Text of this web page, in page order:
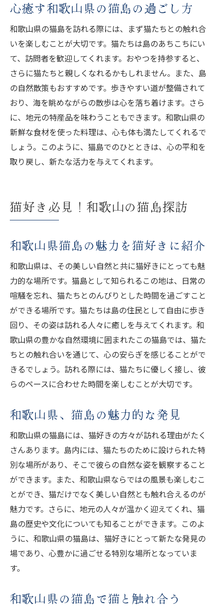
心癒す和歌山県の猫島の過ごし方
和歌山県の猫島を訪れる際には、まず猫たちとの触れ合
いを楽しむことが大切です。猫たちは島のあちこちにい
て、訪問者を歓迎してくれます。おやつを持参すると、
さらに猫たちと親しくなれるかもしれません。また、島
の自然散策もおすすめです。歩きやすい道が整備されて
おり、海を眺めながらの散歩は心を落ち着けます。さら
に、地元の特産品を味わうこともできます。和歌山県の
新鮮な食材を使った料理は、心も体も満たしてくれるで
しょう。このように、猫島でのひとときは、心の平和を
取り戻し、新たな活力を与えてくれます。
猫好き必見！和歌山の猫島探訪
和歌山県猫島の魅力を猫好きに紹介
和歌山県は、その美しい自然と共に猫好きにとっても魅
力的な場所です。猫島として知られるこの地は、日常の
喧騒を忘れ、猫たちとのんびりとした時間を過ごすこと
ができる場所です。猫たちは島の住民として自由に歩き
回り、その姿は訪れる人々に癒しを与えてくれます。和
歌山県の豊かな自然環境に囲まれたこの猫島では、猫た
ちとの触れ合いを通じて、心の安らぎを感じることがで
きるでしょう。訪れる際には、猫たちに優しく接し、彼
らのペースに合わせた時間を楽しむことが大切です。
和歌山県、猫島の魅力的な発見
和歌山県の猫島には、猫好きの方々が訪れる理由がたく
さんあります。島内には、猫たちのために設けられた特
別な場所があり、そこで彼らの自然な姿を観察すること
ができます。また、和歌山県ならではの風景も楽しむこ
とができ、猫だけでなく美しい自然とも触れ合えるのが
魅力です。さらに、地元の人々が温かく迎えてくれ、猫
島の歴史や文化についても知ることができます。このよ
うに、和歌山県の猫島は、猫好きにとって新たな発見の
場であり、心豊かに過ごせる特別な場所となっていま
す。
和歌山県の猫島で猫と触れ合う